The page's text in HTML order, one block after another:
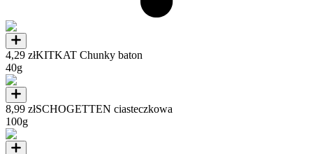
4,29 złKITKAT Chunky baton
40g
8,99 złSCHOGETTEN ciasteczkowa
100g